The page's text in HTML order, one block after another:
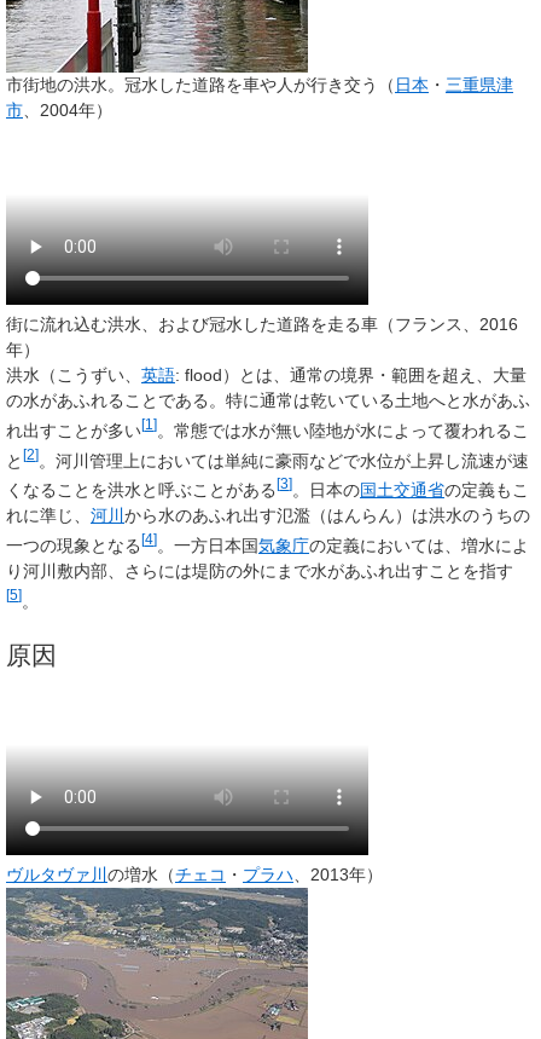
市街地の洪水。冠水した道路を車や人が行き交う（ 日本 ・ 三重県津
市 、2004年）
街に流れ込む洪水、および冠水した道路を走る車（フランス、2016
年）
洪水 （こうずい、 英語: flood）とは、通常の境界・範囲を超え、大量
の水があふれることである。特に通常は乾いている土地へと水があふ
れ出すことが多い[1 ]。常態では水が無い陸地が水によって覆われるこ
と [2]。河川管理上においては単純に豪雨などで水位が上昇し流速が速
くなることを洪水と呼ぶことがある [3] 。日本の国土交通省の定義もこ
れに準じ、 河川 から水のあふれ出す氾濫 （はんらん）は洪水のうちの
一つの現象となる[4]。一方日本国気象庁の定義においては、増水によ
り河川敷内部、さらには堤防の外にまで水があふれ出すことを指す
[5]
原因
ヴルタヴァ川 の増水（チェコ ・ プラハ 、2013年）